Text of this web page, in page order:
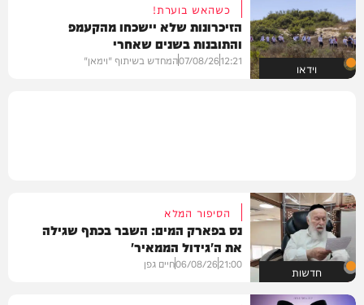
וידאו
כשהאש בוערת!
הזיכרונות שלא יישכחו מהקעמפ
והתובנות בשנים שאחרי
12:21
07/08/26המחדש בשיתוף "וימאן"
חדשות
הסיפור המלא
נס בפארק המים: השבר בכתף שגילה
את ה'גידול הממאיר'
21:00
06/08/26חיים גפן